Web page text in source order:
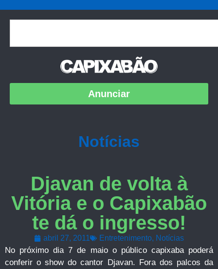
Anunciar
Notícias
Djavan de volta à
Vitória e o Capixabão
te dá o ingresso!
abril 27, 2011 Entretenimento, Notícias
No próximo dia 7 de maio o público capixaba poderá
conferir o show do cantor Djavan. Fora dos palcos da